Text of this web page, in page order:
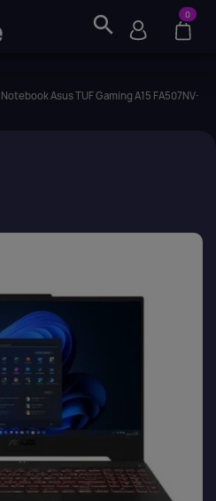
search 0
Notebook Asus TUF Gaming A15 FA507NV-